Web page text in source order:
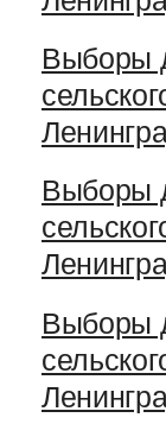
Выборы
Выборы
Выборы